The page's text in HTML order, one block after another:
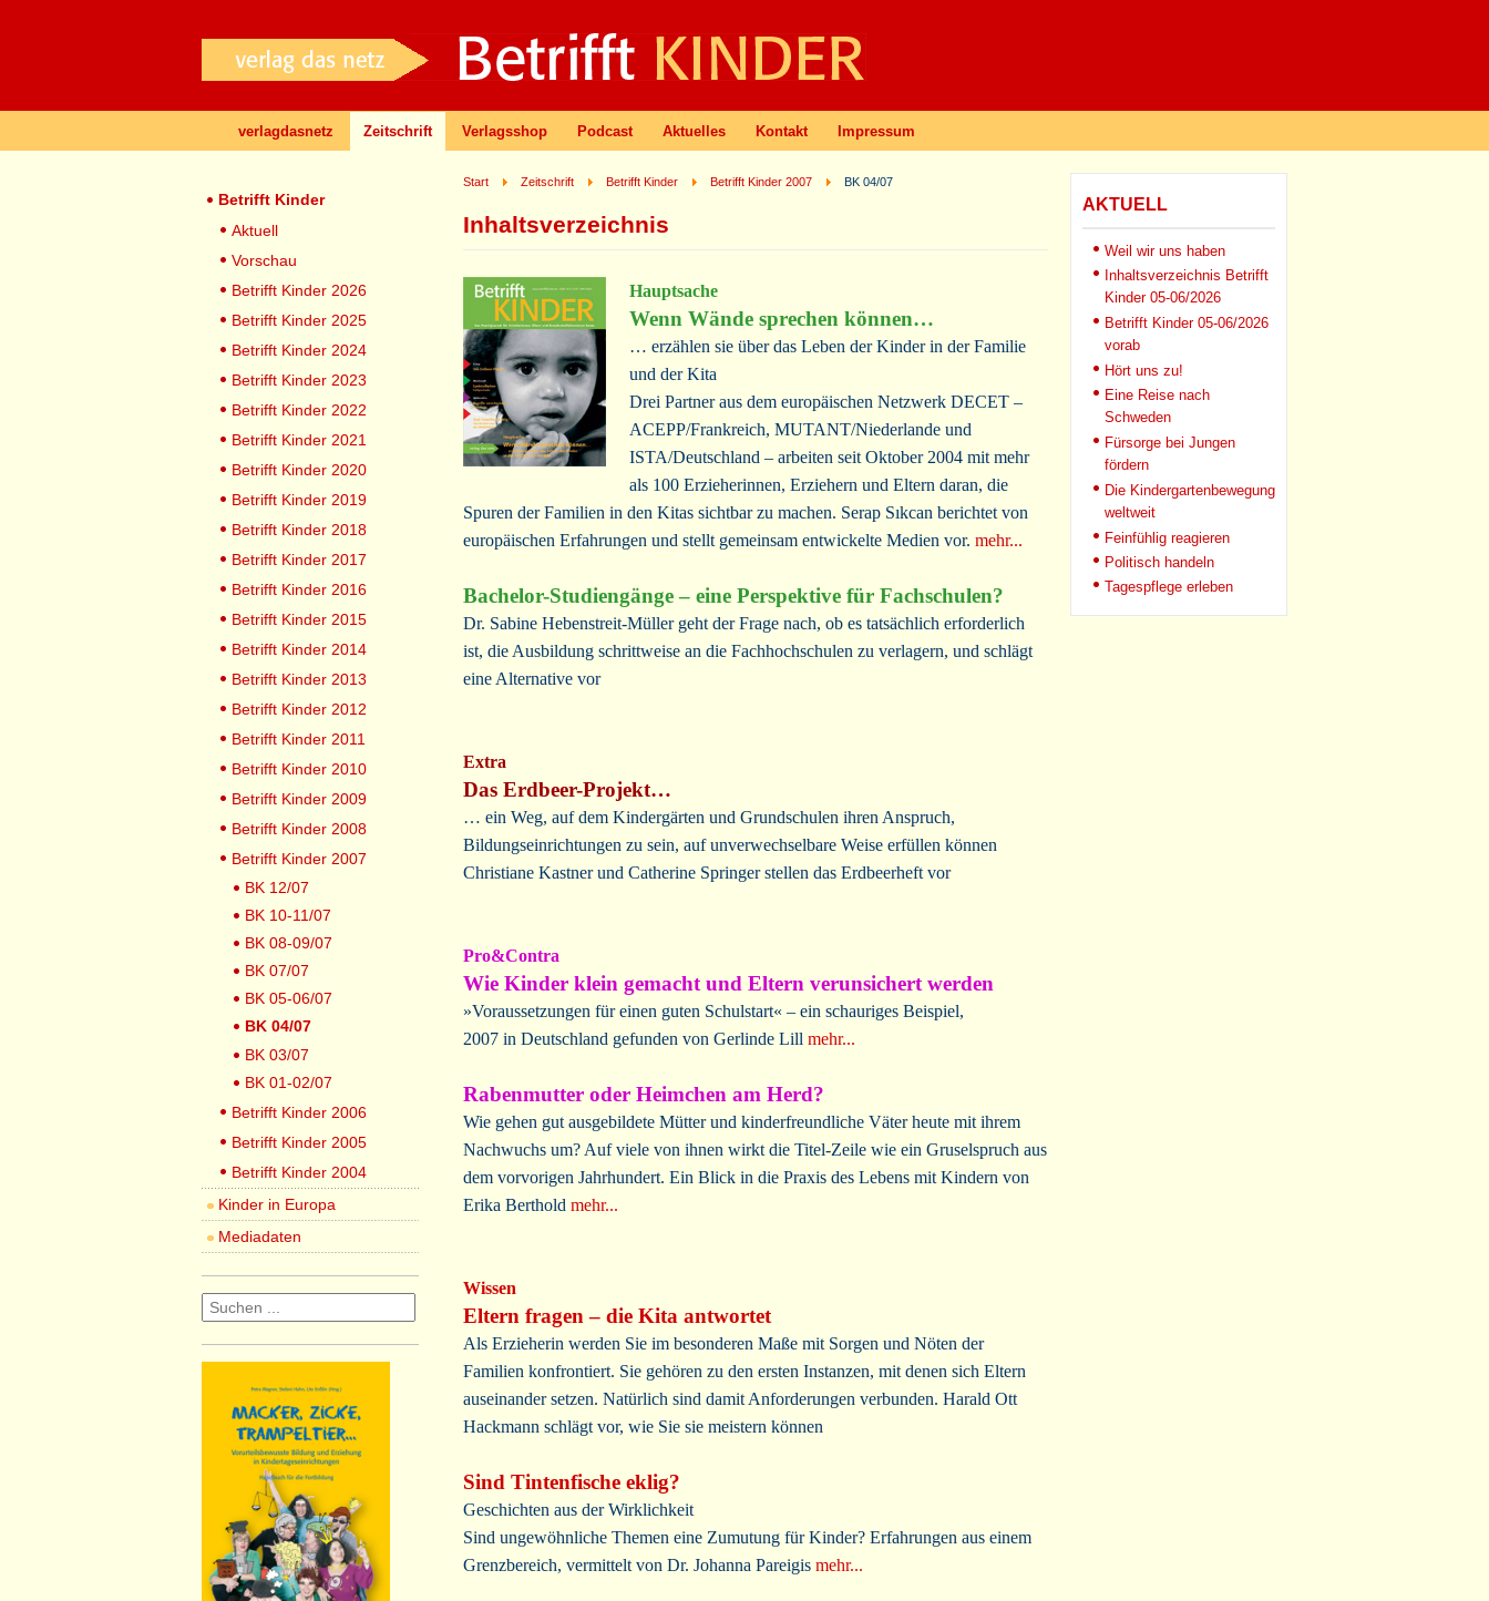
verlagdasnetz Zeitschrift Verlagsshop Podcast Aktuelles Kontakt Impressum
Start Zeitschrift Betrifft Kinder Betrifft Kinder 2007 BK 04/07
Inhaltsverzeichnis
Hauptsache
Wenn Wände sprechen können…
… erzählen sie über das Leben der Kinder in der Familie
und der Kita
Drei Partner aus dem europäischen Netzwerk DECET –
ACEPP/Frankreich, MUTANT/Niederlande und
ISTA/Deutschland – arbeiten seit Oktober 2004 mit mehr
als 100 Erzieherinnen, Erziehern und Eltern daran, die
Spuren der Familien in den Kitas sichtbar zu machen. Serap Sıkcan berichtet von
europäischen Erfahrungen und stellt gemeinsam entwickelte Medien vor. mehr...
Bachelor-Studiengänge – eine Perspektive für Fachschulen?
Dr. Sabine Hebenstreit-Müller geht der Frage nach, ob es tatsächlich erforderlich
ist, die Ausbildung schrittweise an die Fachhochschulen zu verlagern, und schlägt
eine Alternative vor
Extra
Das Erdbeer-Projekt…
… ein Weg, auf dem Kindergärten und Grundschulen ihren Anspruch,
Bildungseinrichtungen zu sein, auf unverwechselbare Weise erfüllen können
Christiane Kastner und Catherine Springer stellen das Erdbeerheft vor
Pro&Contra
Wie Kinder klein gemacht und Eltern verunsichert werden
»Voraussetzungen für einen guten Schulstart« – ein schauriges Beispiel,
2007 in Deutschland gefunden von Gerlinde Lill mehr...
Rabenmutter oder Heimchen am Herd?
Wie gehen gut ausgebildete Mütter und kinderfreundliche Väter heute mit ihrem
Nachwuchs um? Auf viele von ihnen wirkt die Titel-Zeile wie ein Gruselspruch aus
dem vorvorigen Jahrhundert. Ein Blick in die Praxis des Lebens mit Kindern von
Erika Berthold mehr...
Wissen
Eltern fragen – die Kita antwortet
Als Erzieherin werden Sie im besonderen Maße mit Sorgen und Nöten der
Familien konfrontiert. Sie gehören zu den ersten Instanzen, mit denen sich Eltern
auseinander setzen. Natürlich sind damit Anforderungen verbunden. Harald Ott
Hackmann schlägt vor, wie Sie sie meistern können
Sind Tintenfische eklig?
Geschichten aus der Wirklichkeit
Sind ungewöhnliche Themen eine Zumutung für Kinder? Erfahrungen aus einem
Grenzbereich, vermittelt von Dr. Johanna Pareigis mehr...
Betrifft Kinder
Aktuell
Vorschau
Betrifft Kinder 2026
Betrifft Kinder 2025
Betrifft Kinder 2024
Betrifft Kinder 2023
Betrifft Kinder 2022
Betrifft Kinder 2021
Betrifft Kinder 2020
Betrifft Kinder 2019
Betrifft Kinder 2018
Betrifft Kinder 2017
Betrifft Kinder 2016
Betrifft Kinder 2015
Betrifft Kinder 2014
Betrifft Kinder 2013
Betrifft Kinder 2012
Betrifft Kinder 2011
Betrifft Kinder 2010
Betrifft Kinder 2009
Betrifft Kinder 2008
Betrifft Kinder 2007
BK 12/07
BK 10-11/07
BK 08-09/07
BK 07/07
BK 05-06/07
BK 04/07
BK 03/07
BK 01-02/07
Betrifft Kinder 2006
Betrifft Kinder 2005
Betrifft Kinder 2004
Kinder in Europa
Mediadaten
AKTUELL
Weil wir uns haben
Inhaltsverzeichnis Betrifft
Kinder 05-06/2026
Betrifft Kinder 05-06/2026
vorab
Hört uns zu!
Eine Reise nach
Schweden
Fürsorge bei Jungen
fördern
Die Kindergartenbewegung
weltweit
Feinfühlig reagieren
Politisch handeln
Tagespflege erleben